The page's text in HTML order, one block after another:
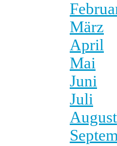
März
April
Mai
Juni
Juli
August